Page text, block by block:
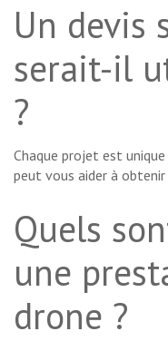
Un devis
serait-il
?
Chaque projet est
peut vous aider à obtenir
Quels
une
drone ?